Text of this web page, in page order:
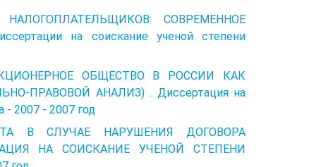
СОВРЕМЕННОЕ
на соискание ученой степени
ОБЩЕСТВО В РОССИИ КАК
ПРАВОВОЙ АНАЛИЗ) . Диссертация на
- 2007 - 2007 год
В СЛУЧАЕ НАРУШЕНИЯ ДОГОВОРА
НА СОИСКАНИЕ УЧЕНОЙ СТЕПЕНИ